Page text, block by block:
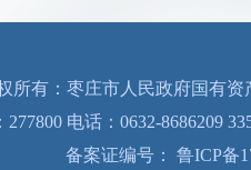
所有：枣庄市人民政府国有
277800 电话：0632-8686209
备案证编号： 鲁ICP备